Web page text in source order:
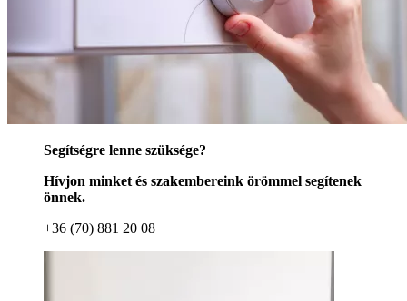
Segítségre lenne szüksége?
Hívjon minket és szakembereink örömmel segítenek
önnek.
+36 (70) 881 20 08